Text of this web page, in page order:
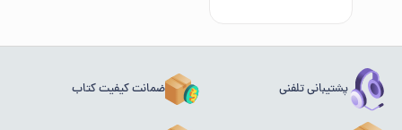
پشتیبانی تلفنی ضمانت کیفیت کتاب